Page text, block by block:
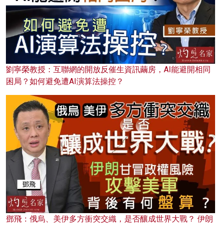
劉寧榮教授：互聯網的開放反催生資訊繭房，AI能避開相同
困局？如何避免遭AI演算法操控？
鄧飛：俄烏、美伊多方衝突交織，是否釀成世界大戰？ 伊朗